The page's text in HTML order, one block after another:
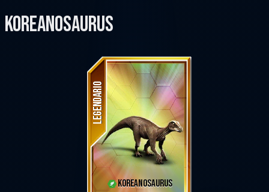
KOREANOSAURUS
LEGENDARIO
KOREANOSAURUS